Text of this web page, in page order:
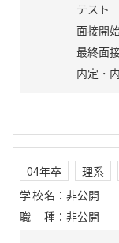
テスト
面接開
最終面
内定・
04年卒 理系
学校名 ： 非公開
職種 ： 非公開